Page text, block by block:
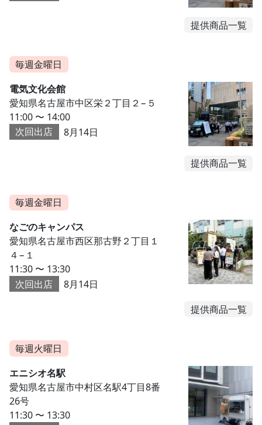
提供商品一覧
毎週金曜日
電気文化会館
愛知県名古屋市中区栄２丁目２−５
11:00 〜 14:00
次回出店
8月14日
提供商品一覧
毎週金曜日
なごのキャンパス
愛知県名古屋市西区那古野２丁目１
４−１
11:30 〜 13:30
次回出店
8月14日
提供商品一覧
毎週火曜日
エニシオ名駅
愛知県名古屋市中村区名駅4丁目8番
26号
11:30 〜 13:30